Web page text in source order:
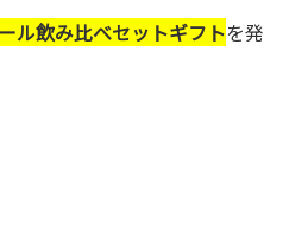
ル飲み比べセットギフトを発